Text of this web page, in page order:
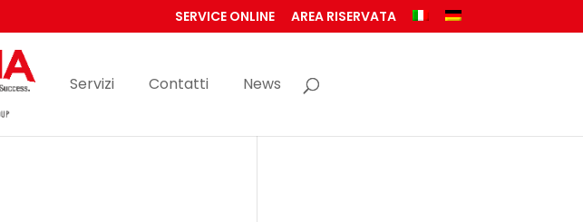
SERVICE ONLINE AREA RISERVATA
Servizi Contatti News